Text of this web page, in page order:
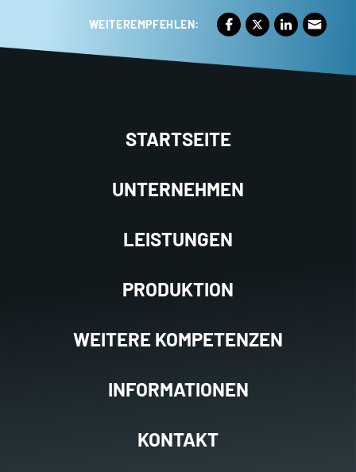
WEITEREMPFEHLEN:
STARTSEITE
UNTERNEHMEN
LEISTUNGEN
PRODUKTION
WEITERE KOMPETENZEN
INFORMATIONEN
KONTAKT